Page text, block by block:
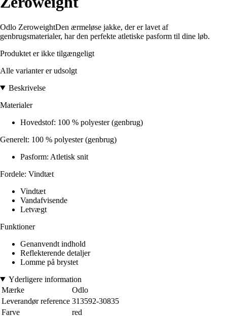
Odlo ZeroweightDen ærmeløse jakke, der er lavet af
genbrugsmaterialer, har den perfekte atletiske pasform til dine løb.
Produktet er ikke tilgængeligt
Alle varianter er udsolgt
Beskrivelse
Materialer
Hovedstof: 100 % polyester (genbrug)
Generelt: 100 % polyester (genbrug)
Pasform: Atletisk snit
Fordele: Vindtæt
Vindtæt
Vandafvisende
Letvægt
Funktioner
Genanvendt indhold
Reflekterende detaljer
Lomme på brystet
Yderligere information
Mærke
Odlo
Leverandør reference 313592-30835
Farve
red